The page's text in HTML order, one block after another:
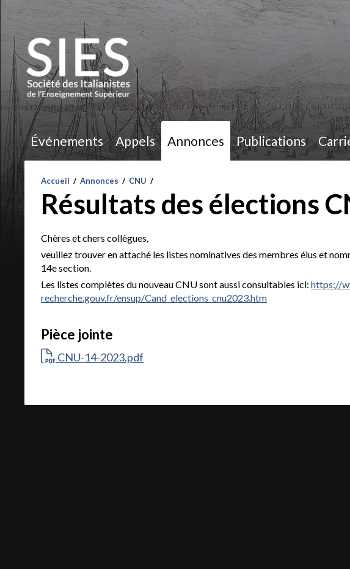
Événements Appels Annonces Publications
Accueil / Annonces / CNU /
Résultats des élections
Chères et chers collègues,
veuillez trouver en attaché les listes nominatives des membres élus et
14e section.
Les listes complètes du nouveau CNU sont aussi consultables ici: https://
recherche.gouv.fr/ensup/Cand_elections_cnu2023.htm
Pièce jointe
CNU-14-2023.pdf